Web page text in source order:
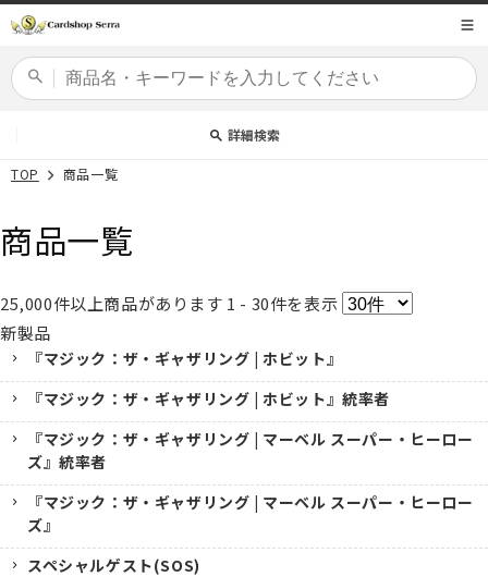
ンツに
詳細検索
商品コード
カードセット
TOP 商品一覧
商品一覧
25,000件以上商品があります 1 - 30件を表示
新製品
『マジック：ザ・ギャザリング | ホビット』
『マジック：ザ・ギャザリング | ホビット』統率者
『マジック：ザ・ギャザリング | マーベル スーパー・ヒーロー
ズ』統率者
『マジック：ザ・ギャザリング | マーベル スーパー・ヒーロー
ズ』
スペシャルゲスト(SOS)